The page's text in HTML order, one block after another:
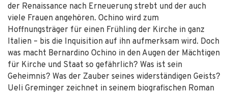
der Renaissance nach Erneuerung strebt und der auch
viele Frauen angehören. Ochino wird zum
Hoffnungsträger für einen Frühling der Kirche in ganz
Italien – bis die Inquisition auf ihn aufmerksam wird. Doch
was macht Bernardino Ochino in den Augen der Mächtigen
für Kirche und Staat so gefährlich? Was ist sein
Geheimnis? Was der Zauber seines widerständigen Geists?
Ueli Greminger zeichnet in seinem biografischen Roman